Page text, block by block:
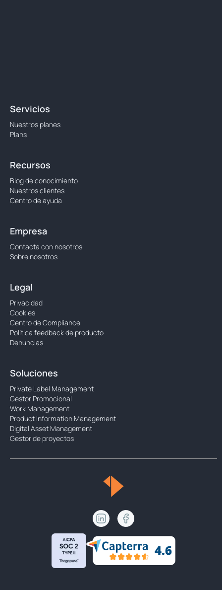
Servicios
Nuestros planes
Plans
Recursos
Blog de conocimiento
Nuestros clientes
Centro de ayuda
Empresa
Contacta con nosotros
Sobre nosotros
Legal
Privacidad
Cookies
Centro de Compliance
Política feedback de producto
Denuncias
Soluciones
Private Label Management
Gestor Promocional
Work Management
Product Information Management
Digital Asset Management
Gestor de proyectos